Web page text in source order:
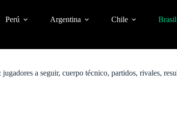
Perú Argentina Chile Brasil
a seguir, cuerpo técnico, partidos, rivales,